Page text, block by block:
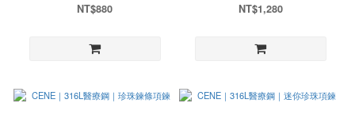
NT$880 NT$1,280